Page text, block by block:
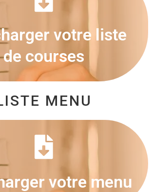
votre liste
de courses
MENU
votre menu